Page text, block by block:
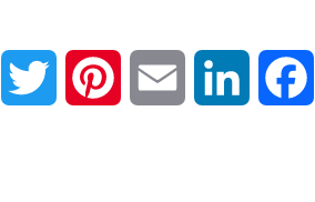
Twitter Pinterest Email LinkedIn